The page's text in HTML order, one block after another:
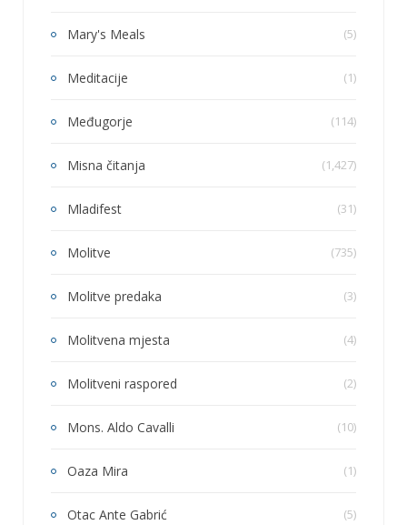
Mary's Meals (5)
Meditacije (1)
Međugorje (114)
Misna čitanja (1,427)
Mladifest (31)
Molitve (735)
Molitve predaka (3)
Molitvena mjesta (4)
Molitveni raspored (2)
Mons. Aldo Cavalli (10)
Oaza Mira (1)
Otac Ante Gabrić (5)